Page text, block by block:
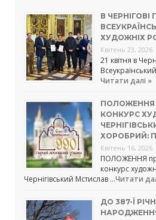
В
ХУДОЖНІХ
Квітень 23, 2026
21 квітня в
Читати далі »
ПОЛОЖЕННЯ
КОНКУРС
ХОРОБРИЙ:
Квітень 16, 2026
ПОЛОЖЕННЯ
конкурс
Чернігівський Мстислав …Читати
ДО 387-Ї